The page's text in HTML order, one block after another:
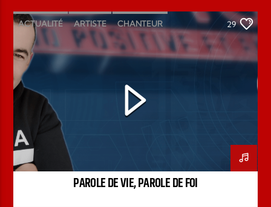
ACTUALITÉ ARTISTE CHANTEUR
ÉMISSION INTERVIEW KENZO DAVID
PAROLE DE FOI
PODCAST
29
PAROLE DE VIE, PAROLE DE FOI